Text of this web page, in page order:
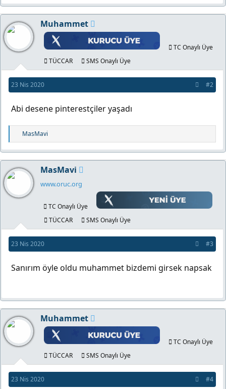
p
i
e
:
Muhammet
TC Onaylı Üye
TÜCCAR
SMS Onaylı Üye
23 Nis 2020 #2
Abi desene pinterestçiler yaşadı
T
e
p
k
i
e
MasMavi
MasMavi
www.oruc.org
TC Onaylı Üye
TÜCCAR
SMS Onaylı Üye
23 Nis 2020 #3
Sanırım öyle oldu muhammet bizdemi girsek napsak
Muhammet
TC Onaylı Üye
TÜCCAR
SMS Onaylı Üye
23 Nis 2020 #4